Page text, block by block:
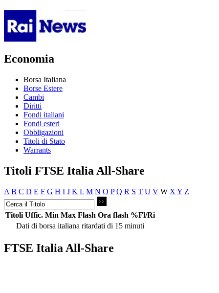
Economia
Borsa Italiana
Borse Estere
Cambi
Diritti
Fondi italiani
Fondi esteri
Obbligazioni
Titoli di Stato
Warrants
Titoli FTSE Italia All-Share
A B C D E F G H I J K L M N O P Q R S T U V W X Y Z
Titoli Uffic. Min Max Flash Ora flash %Fl/Ri
Dati di borsa italiana ritardati di 15 minuti
FTSE Italia All-Share